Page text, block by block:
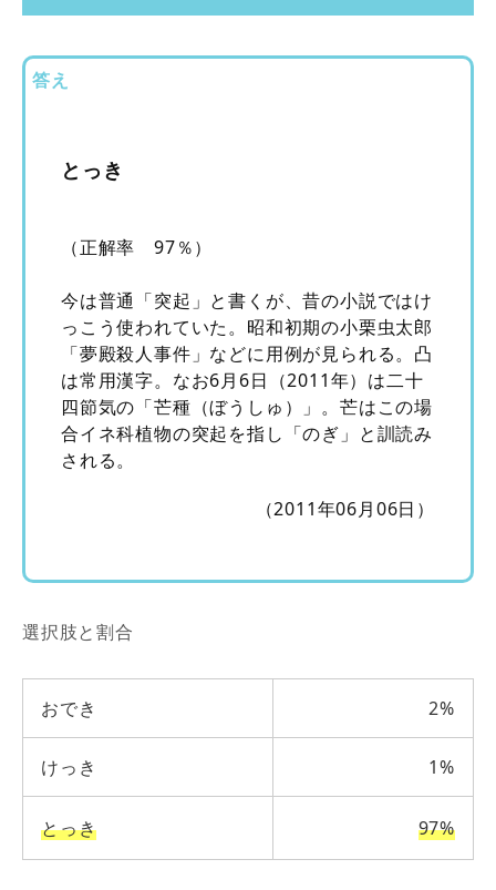
答え
とっき
（正解率 97％）
今は普通「突起」と書くが、昔の小説ではけ
っこう使われていた。昭和初期の小栗虫太郎
「夢殿殺人事件」などに用例が見られる。凸
は常用漢字。なお6月6日（2011年）は二十
四節気の「芒種（ぼうしゅ）」。芒はこの場
合イネ科植物の突起を指し「のぎ」と訓読み
される。
（2011年06月06日）
選択肢と割合
おでき 2%
けっき 1%
とっき 97%